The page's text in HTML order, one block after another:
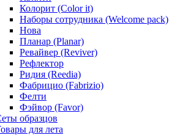
Колорит (Color it)
Наборы сотрудника (Welcome pack)
Нова
Планар (Planar)
Ревайвер (Reviver)
Рефлектор
Ридия (Reedia)
Фабрицио (Fabrizio)
Фелти
Фэйвор (Favor)
образцов
для лета